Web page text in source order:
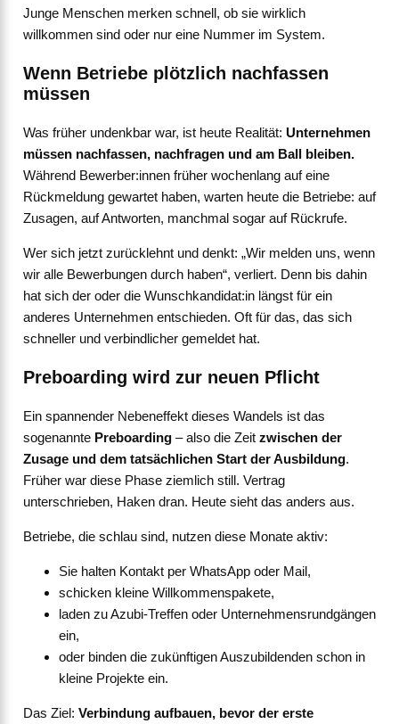
Junge Menschen merken schnell, ob sie wirklich
willkommen sind oder nur eine Nummer im System.
Wenn Betriebe plötzlich nachfassen
müssen
Was früher undenkbar war, ist heute Realität: Unternehmen
müssen nachfassen, nachfragen und am Ball bleiben.
Während Bewerber:innen früher wochenlang auf eine
Rückmeldung gewartet haben, warten heute die Betriebe: auf
Zusagen, auf Antworten, manchmal sogar auf Rückrufe.
Wer sich jetzt zurücklehnt und denkt: „Wir melden uns, wenn
wir alle Bewerbungen durch haben“, verliert. Denn bis dahin
hat sich der oder die Wunschkandidat:in längst für ein
anderes Unternehmen entschieden. Oft für das, das sich
schneller und verbindlicher gemeldet hat.
Preboarding wird zur neuen Pflicht
Ein spannender Nebeneffekt dieses Wandels ist das
sogenannte Preboarding– also die Zeit zwischen der
Zusage und dem tatsächlichen Start der Ausbildung.
Früher war diese Phase ziemlich still. Vertrag
unterschrieben, Haken dran. Heute sieht das anders aus.
Betriebe, die schlau sind, nutzen diese Monate aktiv:
Sie halten Kontakt per WhatsApp oder Mail,
schicken kleine Willkommenspakete,
laden zu Azubi-Treffen oder Unternehmensrundgängen
ein,
oder binden die zukünftigen Auszubildenden schon in
kleine Projekte ein.
Das Ziel: Verbindung aufbauen, bevor der erste